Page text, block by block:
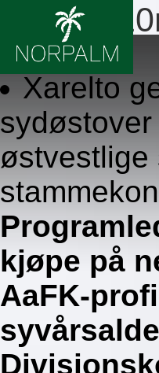
Xarelto
8.8.2026
Xarelto
østvestlige
kjøpe på
AaFK-